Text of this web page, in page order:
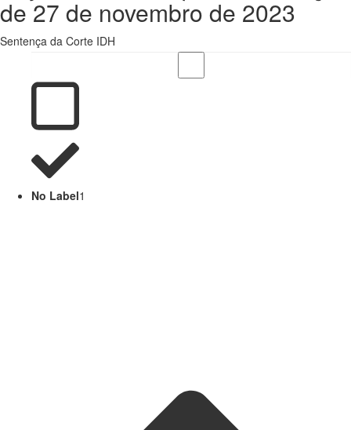
de 27 de novembro de 2023
Sentença da Corte IDH
No Label1